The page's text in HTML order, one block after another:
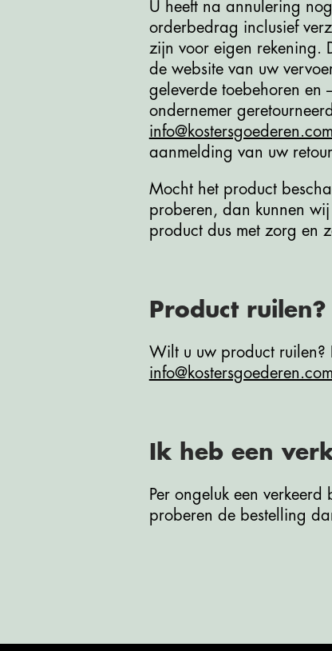
U heeft na annulering
orderbedrag inclusief
zijn voor eigen rekening.
de website van uw
geleverde toebehoren
ondernemer
info@kostersgoederen.com
aanmelding van uw
Mocht het product
proberen, dan kunnen
product dus met zorg en
Product ruilen?
Wilt u uw product ruilen?
info@kostersgoederen.com
Ik heb een
Per ongeluk een
proberen de bestelling